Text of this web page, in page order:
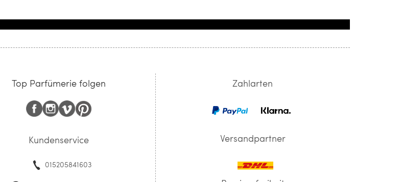
Top Parfümerie folgen
Kundenservice
015205841603
Zahlarten
Versandpartner